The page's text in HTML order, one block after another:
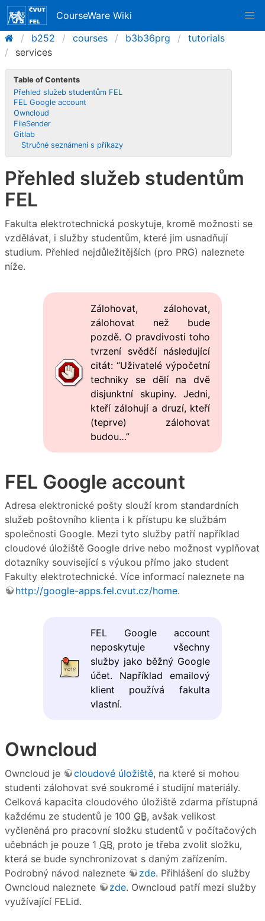
CourseWare Wiki
b252
courses b3b36prg
tutorials
services
Table of Contents
Přehled služeb studentům FEL
FEL Google account
Owncloud
FileSender
Gitlab
Stručné seznámení s příkazy
Přehled služeb studentům
FEL
Fakulta elektrotechnická poskytuje, kromě možnosti se
vzdělávat, i služby studentům, které jim usnadňují
studium. Přehled nejdůležitějších (pro PRG) naleznete
níže.
Zálohovat, zálohovat,
zálohovat než bude
pozdě. O pravdivosti toho
tvrzení svědčí následující
citát: “Uživatelé výpočetní
techniky se dělí na dvě
disjunktní skupiny. Jedni,
kteří zálohují a druzí, kteří
(teprve) zálohovat
budou…”
FEL Google account
Adresa elektronické pošty slouží krom standardních
služeb poštovního klienta i k přístupu ke službám
společnosti Google. Mezi tyto služby patří například
cloudové úložiště Google drive nebo možnost vyplňovat
dotazníky související s výukou přímo jako student
Fakulty elektrotechnické. Více informací naleznete na
http://google-apps.fel.cvut.cz/home.
FEL Google account
neposkytuje všechny
služby jako běžný Google
účet. Například emailový
klient používá fakulta
vlastní.
Owncloud
Owncloud je cloudové úložiště, na které si mohou
studenti zálohovat své soukromé i studijní materiály.
Celková kapacita cloudového úložiště zdarma přístupná
každému ze studentů je 100 GB, avšak velikost
vyčleněná pro pracovní složku studentů v počítačových
učebnách je pouze 1 GB, proto je třeba zvolit složku,
která se bude synchronizovat s daným zařízením.
Podrobný návod naleznete
zde. Přihlášení do služby
Owncloud naleznete
zde. Owncloud patří mezi služby
využívající FELid.